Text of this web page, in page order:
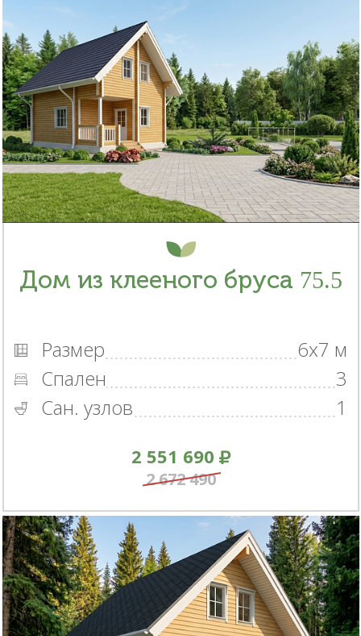
Дом из клееного бруса 75.5
Размер
6x7 м
Спален
3
Сан. узлов
1
2 551 690
2 672 490